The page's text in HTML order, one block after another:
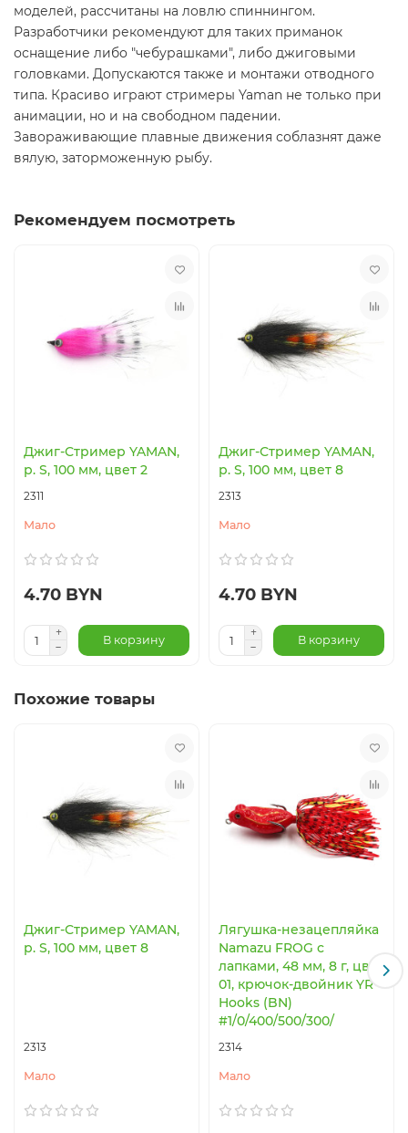
моделей, рассчитаны на ловлю спиннингом.
Разработчики рекомендуют для таких приманок
оснащение либо "чебурашками", либо джиговыми
головками. Допускаются также и монтажи отводного
типа. Красиво играют стримеры Yaman не только при
анимации, но и на свободном падении.
Завораживающие плавные движения соблазнят даже
вялую, заторможенную рыбу.
Рекомендуем посмотреть
Джиг-Стример YAMAN,
р. S, 100 мм, цвет 2
2311
Мало
4.70 BYN
В корзину
Джиг-Стример YAMAN,
р. S, 100 мм, цвет 8
2313
Мало
4.70 BYN
В корзину
Похожие товары
Джиг-Стример YAMAN,
р. S, 100 мм, цвет 8
2313
Мало
Лягушка-незацепляйка
Namazu FROG с
лапками, 48 мм, 8 г, цвет
01, крючок-двойник YR
Hooks (BN)
#1/0/400/500/300/
2314
Мало